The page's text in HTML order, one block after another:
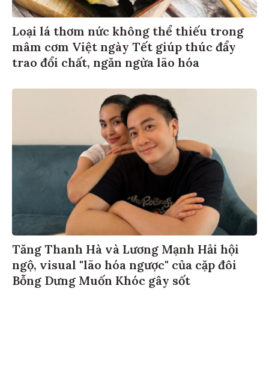
Loại lá thơm nức không thể thiếu trong
mâm cơm Việt ngày Tết giúp thúc đẩy
trao đổi chất, ngăn ngừa lão hóa
Tăng Thanh Hà và Lương Mạnh Hải hội
ngộ, visual "lão hóa ngược" của cặp đôi
Bỗng Dưng Muốn Khóc gây sốt